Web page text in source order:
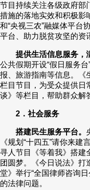
节目持续关注各级政府部
措施的落地实效和积极影
和“央视三农”融媒体平台
平台、助力脱贫攻坚的资
提供生活信息服务，
公共假期开设“假日服务
报、旅游指南等信息。《
栏目节目，为受众提供日
谈》等栏目，帮助群众解
2．社会服务
搭建民生服务平台。
《规划“十四五”请你来
寻人节目《等着我》搭建
团圆梦。《今日说法》打
堂》举行“全国律师咨询
的法律问题。